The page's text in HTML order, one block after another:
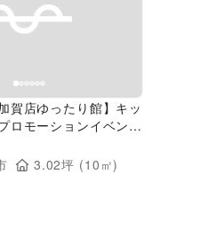
賀店ゆったり館】キッ
ロモーションイベント
アミューズメント施設
ス 3.02坪 (10 ㎡)